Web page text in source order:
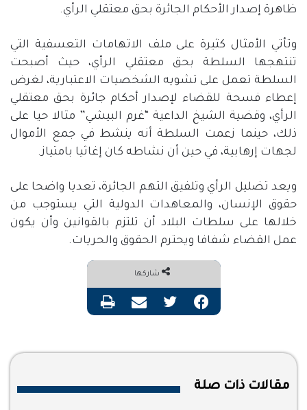
ظاهرة إصدار الأحكام الجائرة بحق معتقلي الرأي.
وتأتي الأمثال كثيرة على ملف الاتهامات التعسفية التي
تنتهجها السلطة بحق معتقلي الرأي، حيث أصبحت
السلطة تعمل على تشويه الشخصيات الاعتبارية، لغرض
إعطاء فسحة للقضاء لإصدار أحكام جائرة بحق معتقلي
الرأي، وقضية الشيخ الداعية “غرم البيشي” مثالا حيا على
ذلك، حينما زعمت السلطة أنه ينشط في جمع الأموال
لجهات إرهابية، في حين أن نشاطه كان إغاثيا بامتياز.
ويعد تضليل الرأي وتلفيق التهم الجائرة، تعديا واضحا على
حقوق الإنسان، والمعاهدات الدولية التي يستوجب من
خلالها على سلطات البلاد أن تلتزم بالقوانين وأن يكون
عمل القضاء شفافا ويحترم الحقوق والحريات.
شاركها
فيسبوك تويتر مشاركة عبر البريد طباعة
مقالات ذات صلة